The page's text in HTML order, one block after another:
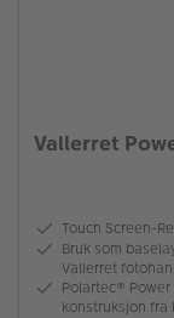
Vallerret
Touch Screen-
Bruk som
Vallerret
Polartec®
konstruksjon fra